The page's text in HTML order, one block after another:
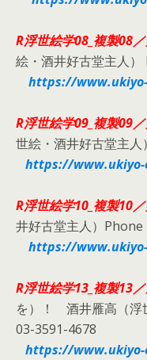
R浮世絵学08_複製08
絵・酒井好古堂主人
https://
R浮世絵学09_複製09／
世絵・酒井好古堂主
https://www.ukiyo-
R浮世絵学10_複製10／
井好古堂主人）
https://
R浮世絵学13_複製13／
を）！ 酒井雁高（浮
03-3591-4678
https://www.ukiyo-